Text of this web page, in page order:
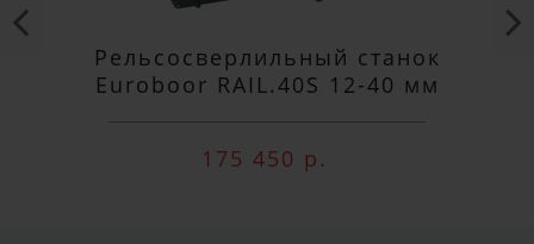
Рельсосверлильный станок
Euroboor RAIL.40S 12-40 мм
175 450 р.